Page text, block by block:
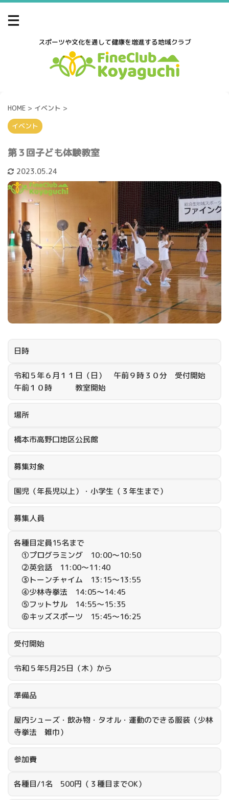
スポーツや文化を通して健康を増進する地域クラブ
HOME > イベント >
イベント
第３回子ども体験教室
2023.05.24
日時
令和５年６月１１日（日） 午前９時３０分 受付開始
午前１０時 教室開始
場所
橋本市高野口地区公民館
募集対象
園児（年長児以上）・小学生（３年生まで）
募集人員
各種目定員15名まで
①プログラミング 10:00～10:50
②英会話 11:00～11:40
➂トーンチャイム 13:15～13:55
④少林寺拳法 14:05～14:45
⑤フットサル 14:55～15:35
⑥キッズスポーツ 15:45～16:25
受付開始
令和５年5月25日（木）から
準備品
屋内シューズ・飲み物・タオル・運動のできる服装（少林
寺拳法 雑巾）
参加費
各種目/1名 500円（３種目までOK）